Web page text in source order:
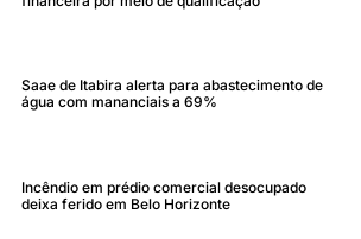
Saae de Itabira alerta para abastecimento de
água com mananciais a 69%
Incêndio em prédio comercial desocupado
deixa ferido em Belo Horizonte